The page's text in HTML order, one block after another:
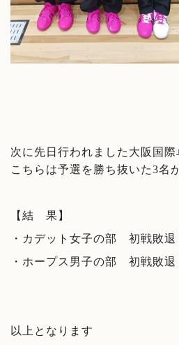
次に先日行われました大阪国際
こちらは予選を勝ち抜いた3名
【結 果】
・カデット女子の部 初戦敗
・ホープス男子の部 初戦敗退
以上となります